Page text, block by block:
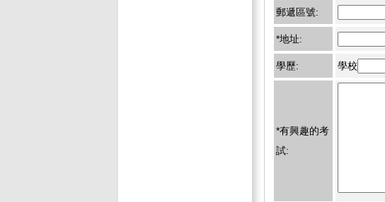
郵遞區號:
*地址:
學歷: 學校
*有興趣的考
試: